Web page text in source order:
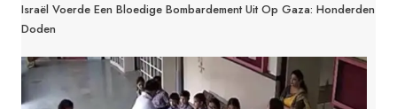
Israël Voerde Een Bloedige Bombardement Uit Op Gaza: Honderden
Doden